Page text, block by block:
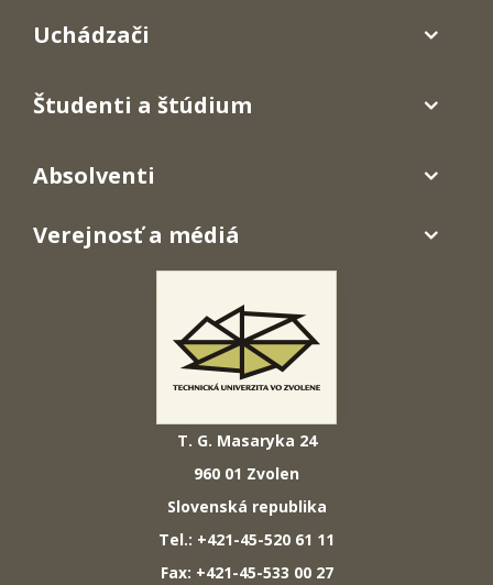
T. G. Masaryka 24
960 01 Zvolen
Slovenská republika
Tel.: +421-45-520 61 11
Fax: +421-45-533 00 27
Uchádzači
Študenti a štúdium
Absolventi
Verejnosť a médiá